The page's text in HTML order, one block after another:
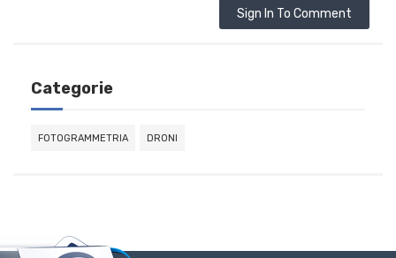
Sign In To Comment
Categorie
FOTOGRAMMETRIA DRONI